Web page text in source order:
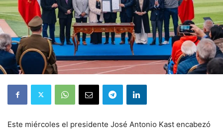
Este miércoles el presidente José Antonio Kast encabezó